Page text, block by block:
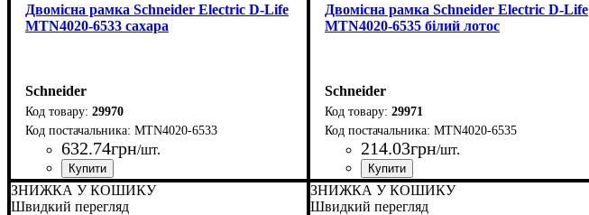
Двомісна рамка Schneider Electric D-Life
MTN4020-6533 сахара
Schneider
29970
MTN4020-6533
632.74грн/шт.
Країна-виробник: Нiмеччина
Серія: Merten D-Life
Двомісна рамка Schneider Electric D-Life
MTN4020-6535 білий лотос
Schneider
29971
MTN4020-6535
214.03грн/шт.
Країна-виробник: Нiмеччина
Серія: Merten D-Life
ЗНИЖКА У КОШИКУ
Швидкий перегляд
ЗНИЖКА У КОШИКУ
Швидкий перегляд